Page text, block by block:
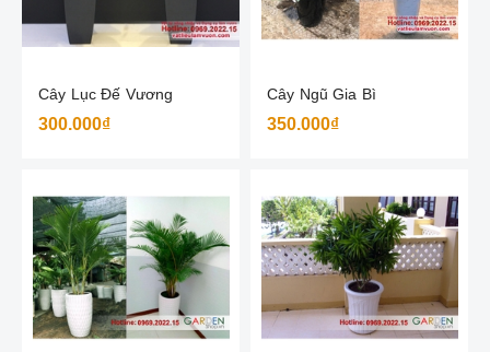
Cây Lục Đế Vương
300.000₫
Cây Ngũ Gia Bì
350.000₫